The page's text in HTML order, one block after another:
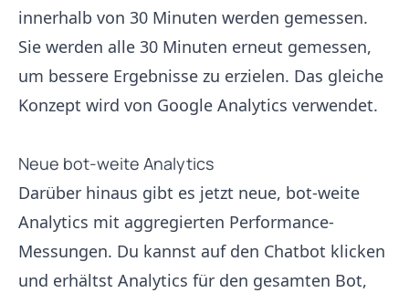
innerhalb von 30 Minuten werden gemessen.
Sie werden alle 30 Minuten erneut gemessen,
um bessere Ergebnisse zu erzielen. Das gleiche
Konzept wird von Google Analytics verwendet.
Neue bot-weite Analytics
Darüber hinaus gibt es jetzt neue, bot-weite
Analytics mit aggregierten Performance-
Messungen. Du kannst auf den Chatbot klicken
und erhältst Analytics für den gesamten Bot,